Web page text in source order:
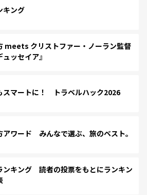
キング
meets クリストファー・ノーラン監督
ッセイア』
スマートに！ トラベルハック2026
アワード みんなで選ぶ、旅のベスト。
ンキング 読者の投票をもとにランキン